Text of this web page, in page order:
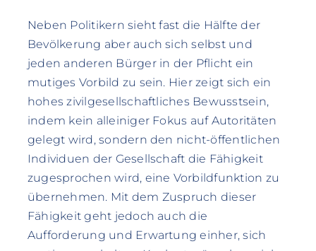
Neben Politikern sieht fast die Hälfte der
Bevölkerung aber auch sich selbst und
jeden anderen Bürger in der Pflicht ein
mutiges Vorbild zu sein. Hier zeigt sich ein
hohes zivilgesellschaftliches Bewusstsein,
indem kein alleiniger Fokus auf Autoritäten
gelegt wird, sondern den nicht-öffentlichen
Individuen der Gesellschaft die Fähigkeit
zugesprochen wird, eine Vorbildfunktion zu
übernehmen. Mit dem Zuspruch dieser
Fähigkeit geht jedoch auch die
Aufforderung und Erwartung einher, sich